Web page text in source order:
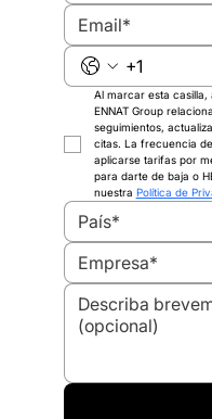
Al marcar esta casilla,
ENNAT Group
seguimientos,
citas. La frecuencia
aplicarse tarifas por
para darte de baja o
nuestra Política de